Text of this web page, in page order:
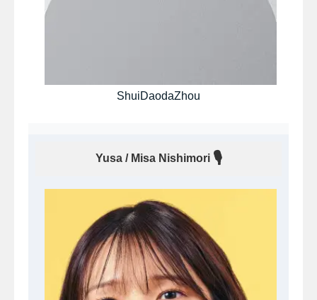
ShuiDaodaZhou
Yusa / Misa Nishimori 🎙